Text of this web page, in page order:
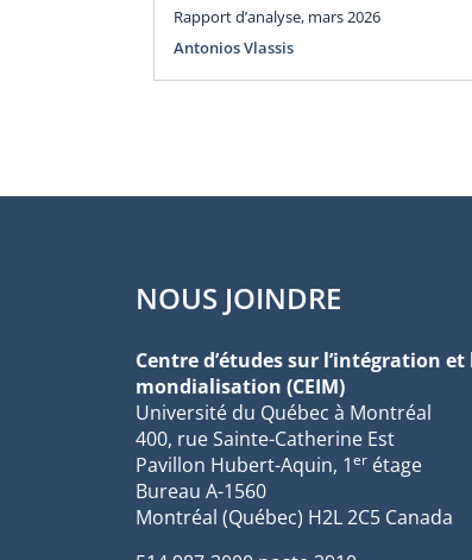
Rapport d’analyse, mars 2026
Antonios Vlassis
NOUS JOINDRE
Centre d’études sur l’intégration et
mondialisation (CEIM)
Université du Québec à Montréal
400, rue Sainte-Catherine Est
Pavillon Hubert-Aquin, 1er étage
Bureau A-1560
Montréal (Québec) H2L 2C5 Canada